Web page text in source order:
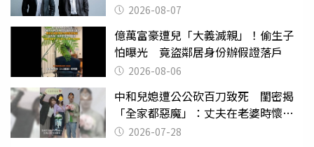
2026-08-07
億萬富豪遭兒「大義滅親」！偷生子
怕曝光 竟盜鄰居身份辦假證落戶
2026-08-06
中和兒媳遭公公砍百刀致死 閨密揭
「全家都惡魔」：丈夫在老婆時懷孕
摔東西
2026-07-28